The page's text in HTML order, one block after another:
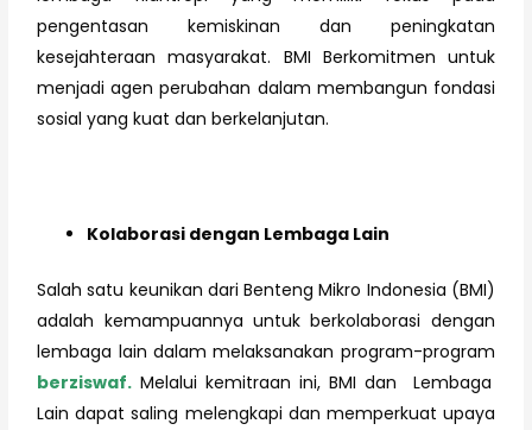
pengentasan kemiskinan dan peningkatan
kesejahteraan masyarakat. BMI Berkomitmen untuk
menjadi agen perubahan dalam membangun fondasi
sosial yang kuat dan berkelanjutan.
Kolaborasi dengan Lembaga Lain
Salah satu keunikan dari Benteng Mikro Indonesia (BMI)
adalah kemampuannya untuk berkolaborasi dengan
lembaga lain dalam melaksanakan program-program
berziswaf. Melalui kemitraan ini, BMI dan Lembaga
Lain dapat saling melengkapi dan memperkuat upaya